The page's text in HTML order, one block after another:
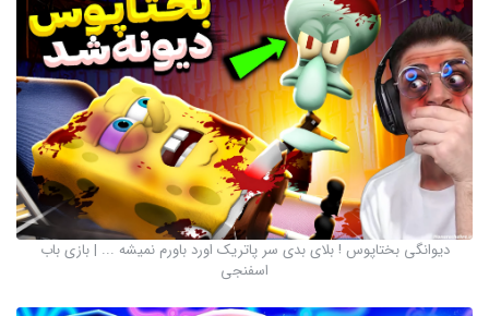
دیوانگی بختاپوس ! بلای بدی سر پاتریک اورد باورم نمیشه ... | بازی باب
اسفنجی